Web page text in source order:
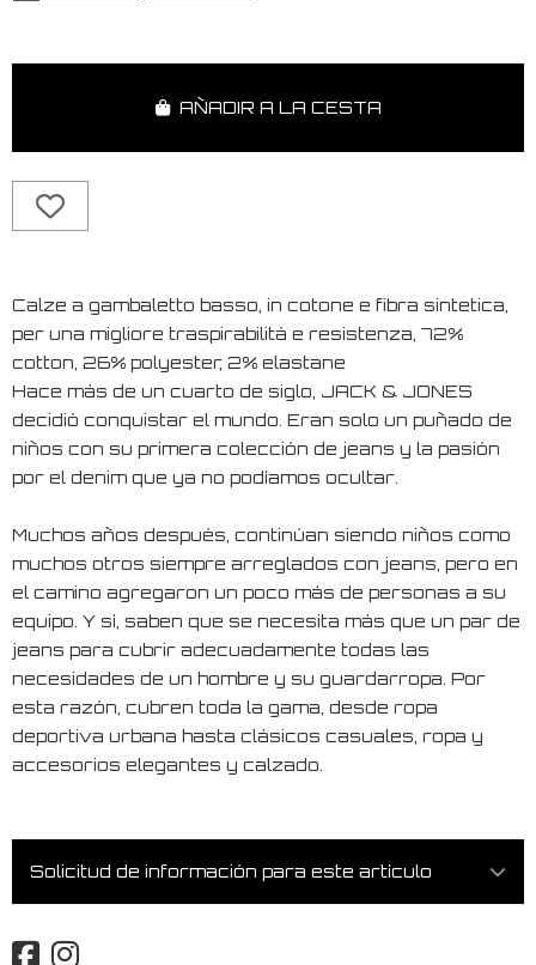
AÑADIR A LA CESTA
Calze a gambaletto basso, in cotone e fibra sintetica,
per una migliore traspirabilità e resistenza, 72%
cotton, 26% polyester, 2% elastane
Hace más de un cuarto de siglo, JACK & JONES
decidió conquistar el mundo. Eran solo un puñado de
niños con su primera colección de jeans y la pasión
por el denim que ya no podíamos ocultar.
Muchos años después, continúan siendo niños como
muchos otros siempre arreglados con jeans, pero en
el camino agregaron un poco más de personas a su
equipo. Y sí, saben que se necesita más que un par de
jeans para cubrir adecuadamente todas las
necesidades de un hombre y su guardarropa. Por
esta razón, cubren toda la gama, desde ropa
deportiva urbana hasta clásicos casuales, ropa y
accesorios elegantes y calzado.
Solicitud de información para este artículo